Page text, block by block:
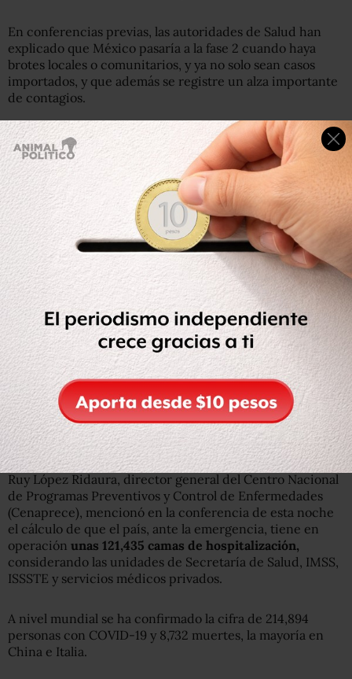
En conferencias previas, las autoridades de Salud han
explicado que México pasaría a la fase 2 cuando haya
brotes locales o comunitarios, y ya no solo sean casos
importados, y que además se registre un alza importante
de contagios.
Anticipando la transición de la fase 1 a la fase 2, Hugo
López-Gatell, subsecretario de Prevención y Promoción
de la Salud, informó que este 19 de marzo se llevará a
cabo la reunión del Consejo de Salubridad General, la
primera ante la emergencia del COVID-19.
Ruy López Ridaura, director general del Centro Nacional
de Programas Preventivos y Control de Enfermedades
(Cenaprece), mencionó en la conferencia de esta noche
el cálculo de que el país, ante la emergencia, tiene en
operación unas 121,435 camas de hospitalización,
considerando las unidades de Secretaría de Salud, IMSS,
ISSSTE y servicios médicos privados.
A nivel mundial se ha confirmado la cifra de 214,894
personas con COVID-19 y 8,732 muertes, la mayoría en
China e Italia.